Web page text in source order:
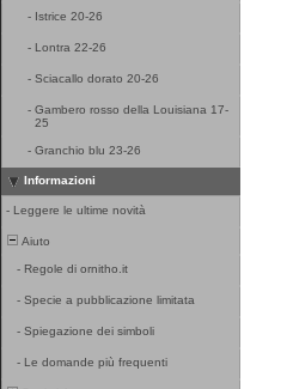
- Istrice 20-26
- Lontra 22-26
- Sciacallo dorato 20-26
- Gambero rosso della Louisiana 17-
25
- Granchio blu 23-26
Informazioni
- Leggere le ultime novità
Aiuto
- Regole di ornitho.it
- Specie a pubblicazione limitata
- Spiegazione dei simboli
- Le domande più frequenti